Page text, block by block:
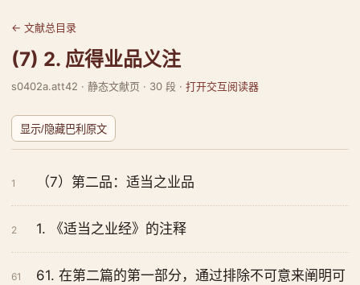
← 文献总目录
(7) 2. 应得业品义注
s0402a.att42 · 静态文献页 · 30 段 · 打开交互阅读器
显示/隐藏巴利原文
1 （7）第二品：适当之业品
2 1. 《适当之业经》的注释
61
61. 在第二篇的第一部分，通过排除不可意来阐明可